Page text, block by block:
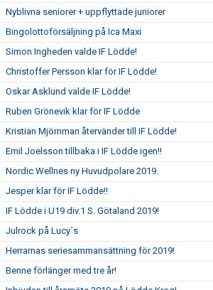
Nyblivna seniorer + uppflyttade juniorer
Bingolottoförsäljning på Ica Maxi
Simon Ingheden valde IF Lödde!
Christoffer Persson klar för IF Lödde!
Oskar Asklund valde IF Lödde!
Ruben Grönevik klar för IF Lödde
Kristian Mjörnman återvänder till IF Lödde!
Emil Joelsson tillbaka i IF Lödde igen!!
Nordic Wellnes ny Huvudpolare 2019.
Jesper klar för IF Lödde!!
IF Lödde i U19 div.1 S. Götaland 2019!
Julrock på Lucy´s
Herrarnas seriesammansättning för 2019!
Benne förlänger med tre år!